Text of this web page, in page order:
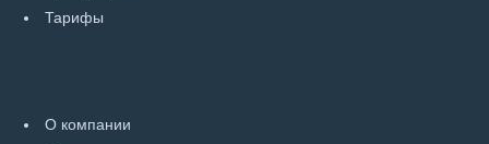
Тарифы
О компании